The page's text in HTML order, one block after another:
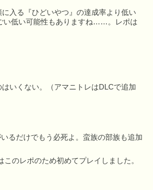
入る『ひどいやつ』の達成率より低い
い低い可能性もありますね……。レポは
いくない。（アマニトレはDLCで追加
るだけでもう必死よ。蛮族の部族も追加
のレポのため初めてプレイしました。